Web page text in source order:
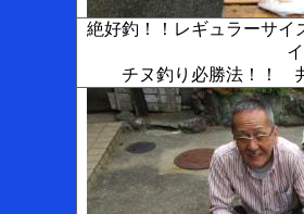
絶好釣！！レギュラーサイ
チヌ釣り必勝法！！